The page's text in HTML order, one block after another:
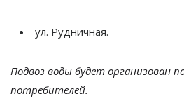
ул. Рудничная.
Подвоз воды будет организован
потребителей.